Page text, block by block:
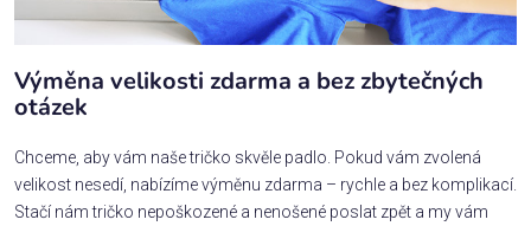
Výměna velikosti zdarma a bez zbytečných
otázek
Chceme, aby vám naše tričko skvěle padlo. Pokud vám zvolená
velikost nesedí, nabízíme výměnu zdarma – rychle a bez komplikací.
Stačí nám tričko nepoškozené a nenošené poslat zpět a my vám